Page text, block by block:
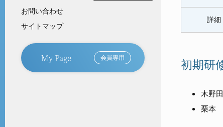
お問い合わせ
サイトマップ
My Page 会員専用
詳細
初期研
木野
栗本